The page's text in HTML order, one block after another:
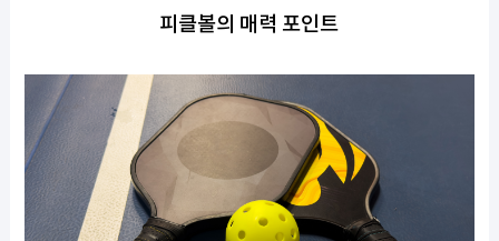
피클볼의 매력 포인트